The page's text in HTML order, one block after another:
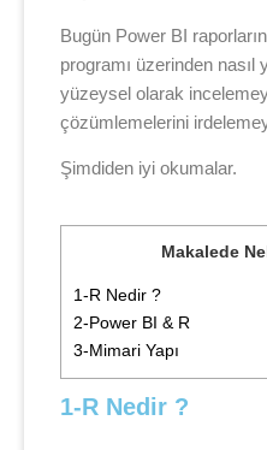
Bugün Power BI
programı üzerinden nasıl
yüzeysel olarak
çözümlemelerini
Şimdiden iyi okumalar.
Makalede
1-R Nedir ?
2-Power BI & R
3-Mimari Yapı
1-R Nedir ?